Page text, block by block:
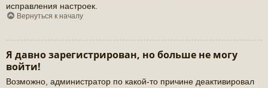
исправления настроек.
Вернуться к началу
Я давно зарегистрирован, но больше не могу
войти!
Возможно, администратор по какой-то причине деактивировал